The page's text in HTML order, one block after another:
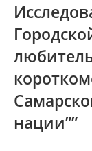
нации””